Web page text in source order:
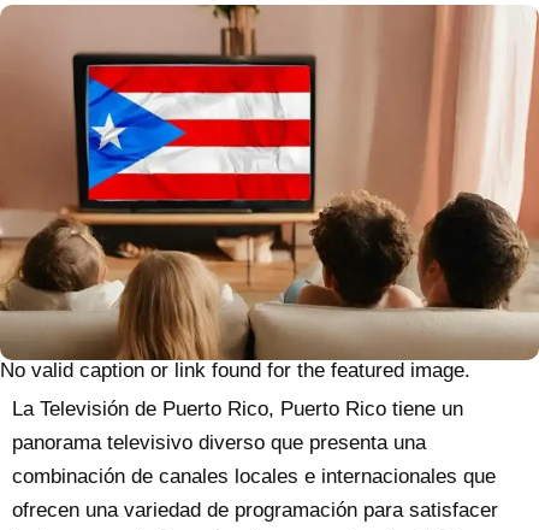
No valid caption or link found for the featured image.
La Televisión de Puerto Rico, Puerto Rico tiene un
panorama televisivo diverso que presenta una
combinación de canales locales e internacionales que
ofrecen una variedad de programación para satisfacer